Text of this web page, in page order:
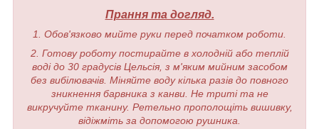
Прання та догляд.
1. Обов'язково мийте руки перед початком роботи.
2. Готову роботу постирайте в холодній або теплій
воді до 30 градусів Цельсія, з м'яким мийним засобом
без вибілювачів. Міняйте воду кілька разів до повного
зникнення барвника з канви. Не триті та не
викручуйте тканину. Ретельно прополощіть вишивку,
відіжміть за допомогою рушника.